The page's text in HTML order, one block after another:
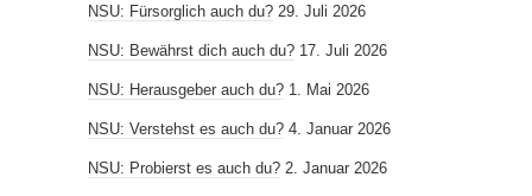
NSU: Fürsorglich auch du? 29. Juli 2026
NSU: Bewährst dich auch du? 17. Juli 2026
NSU: Herausgeber auch du? 1. Mai 2026
NSU: Verstehst es auch du? 4. Januar 2026
NSU: Probierst es auch du? 2. Januar 2026